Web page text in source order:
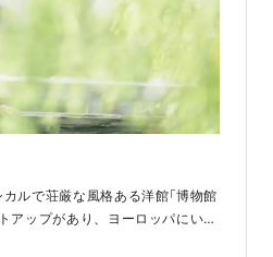
ルで荘厳な風格ある洋館「博物館
アップがあり、ヨーロッパにいる
館」は、昭和8年まで古町にあった